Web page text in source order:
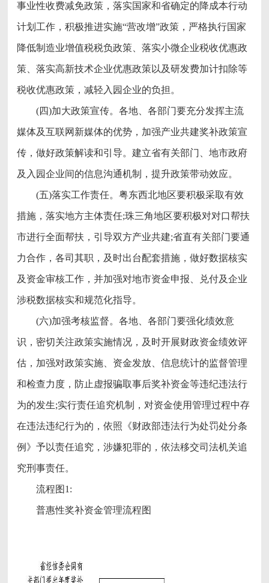
事业性收费减免政策，落实国家和省确定的降成本行动
计划工作，积极推进实施“营改增”政策，严格执行国家
降低制造业增值税税负政策、落实小微企业税收优惠政
策、落实高新技术企业优惠政策以及研发费加计扣除等
税收优惠政策，减轻入园企业的负担。
(四)加大政策宣传。各地、各部门要充分发挥主流
媒体及互联网新媒体的优势，加强产业共建奖补政策宣
传，做好政策解读和引导。建立省有关部门、地市政府
及入园企业间的信息沟通机制，提升政策带动效应。
(五)落实工作责任。粤东西北地区要积极采取有效
措施，落实地方主体责任;珠三角地区要积极对对口帮扶
市进行全面帮扶，引导双方产业共建;省直有关部门要通
力合作，各司其职，及时出台配套措施，做好数据核实
及资金审核工作，并加强对地市资金申报、兑付及企业
涉税数据核实和规范化指导。
(六)加强考核监督。各地、各部门要强化绩效意
识，密切关注政策实施情况，及时开展财政资金绩效评
估，加强对政策实施、资金发放、信息统计的监督管理
和检查力度，防止虚报骗取事后奖补资金等违纪违法行
为的发生;实行责任追究机制，对资金使用管理过程中存
在违法违纪行为的，依照《财政部违法行为处罚处分条
例》予以责任追究，涉嫌犯罪的，依法移交司法机关追
究刑事责任。
流程图1:
普惠性奖补资金管理流程图